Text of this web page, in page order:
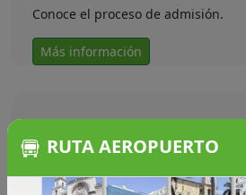
Conoce el proceso de admisión.
Más información
Latinoamérica y primera en todo
RUTA AEROPUERTO